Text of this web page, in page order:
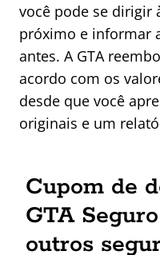
você pode se dirigir
próximo e informar
antes. A GTA
acordo com os
desde que você
originais e um
Cupom de
GTA
outros